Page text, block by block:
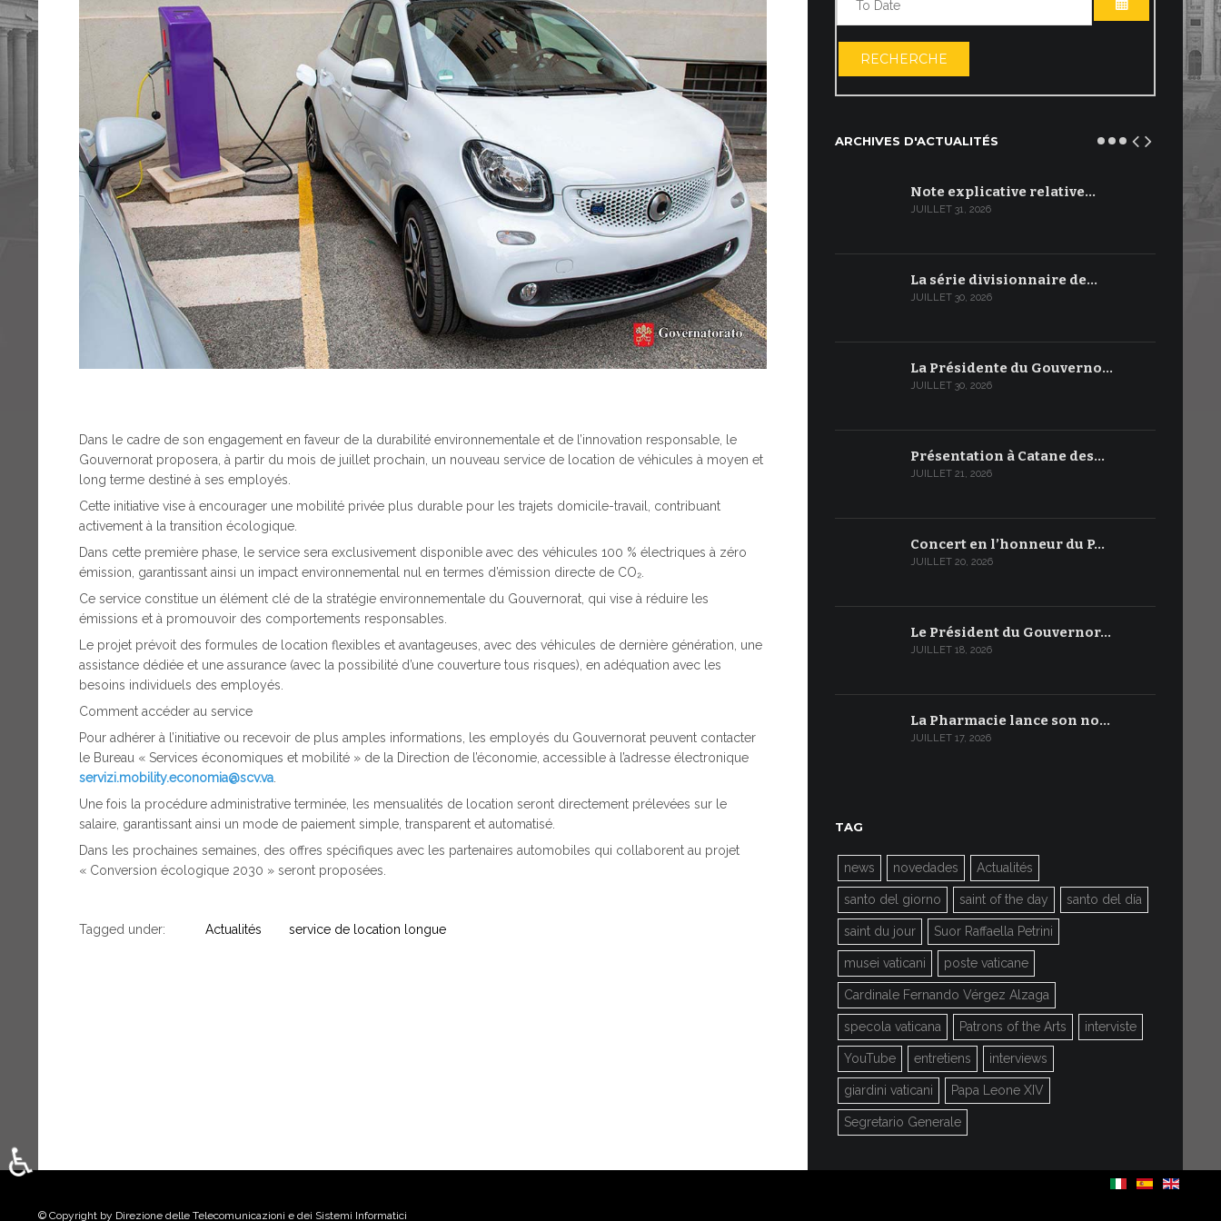
Dans le cadre de son engagement en faveur de la durabilité environnementale et de l’innovation responsable, le
Gouvernorat proposera, à partir du mois de juillet prochain, un nouveau service de location de véhicules à moyen et
long terme destiné à ses employés.
Cette initiative vise à encourager une mobilité privée plus durable pour les trajets domicile-travail, contribuant
activement à la transition écologique.
Dans cette première phase, le service sera exclusivement disponible avec des véhicules 100 % électriques à zéro
émission, garantissant ainsi un impact environnemental nul en termes d’émission directe de CO₂.
Ce service constitue un élément clé de la stratégie environnementale du Gouvernorat, qui vise à réduire les
émissions et à promouvoir des comportements responsables.
Le projet prévoit des formules de location flexibles et avantageuses, avec des véhicules de dernière génération, une
assistance dédiée et une assurance (avec la possibilité d’une couverture tous risques), en adéquation avec les
besoins individuels des employés.
Comment accéder au service
Pour adhérer à l’initiative ou recevoir de plus amples informations, les employés du Gouvernorat peuvent contacter
le Bureau « Services économiques et mobilité » de la Direction de l’économie, accessible à l’adresse électronique
servizi.mobility.economia@scv.va
Une fois la procédure administrative terminée, les mensualités de location seront directement prélevées sur le
salaire, garantissant ainsi un mode de paiement simple, transparent et automatisé.
Dans les prochaines semaines, des offres spécifiques avec les partenaires automobiles qui collaborent au projet
« Conversion écologique 2030 » seront proposées.
Tagged under: Actualités service de location longue
OUVRIR LE
RECHERCHE
ARCHIVES D'ACTUALITÉS
Note explicative relative…
JUILLET 31, 2026
La série divisionnaire de…
JUILLET 30, 2026
La Présidente du Gouverno…
JUILLET 30, 2026
Présentation à Catane des…
JUILLET 21, 2026
Concert en l’honneur du P…
JUILLET 20, 2026
Le Président du Gouvernor…
JUILLET 18, 2026
La Pharmacie lance son no…
JUILLET 17, 2026
TAG
news novedades Actualités
santo del giorno saint of the day santo del día
saint du jour Suor Raffaella Petrini
musei vaticani poste vaticane
Cardinale Fernando Vérgez Alzaga
specola vaticana Patrons of the Arts interviste
YouTube entretiens interviews
giardini vaticani Papa Leone XIV
Segretario Generale
© Copyright by Direzione delle Telecomunicazioni e dei Sistemi Informatici